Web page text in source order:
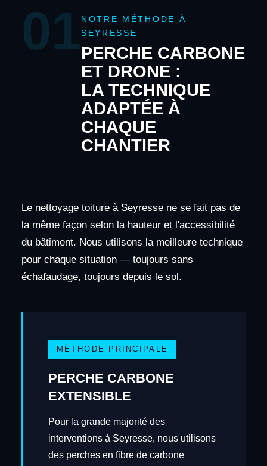
01 NOTRE MÉTHODE À
SEYRESSE
PERCHE CARBONE
ET DRONE :
LA TECHNIQUE
ADAPTÉE À
CHAQUE
CHANTIER
Le nettoyage toiture à Seyresse ne se fait pas de
la même façon selon la hauteur et l'accessibilité
du bâtiment. Nous utilisons la meilleure technique
pour chaque situation — toujours sans
échafaudage, toujours depuis le sol.
MÉTHODE PRINCIPALE
PERCHE CARBONE
EXTENSIBLE
Pour la grande majorité des
interventions à Seyresse, nous utilisons
des perches en fibre de carbone